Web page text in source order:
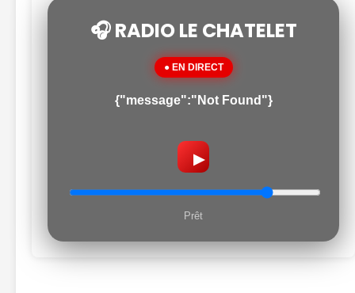
🎧 RADIO LE CHATELET
● EN DIRECT
{"message":"Not Found"}
▶
Prêt